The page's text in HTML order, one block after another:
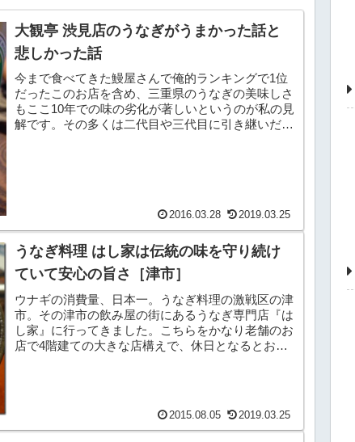
大観亭 渋見店のうなぎがうまかった話と
悲しかった話
今まで食べてきた鰻屋さんで俺的ランキングで1位
だったこのお店を含め、三重県のうなぎの美味しさ
もここ10年での味の劣化が著しいというのが私の見
解です。その多くは二代目や三代目に引き継いだ、
2016.03.28 2019.03.25
うなぎ料理 はし家は伝統の味を守り続け
ていて安心の旨さ［津市］
ウナギの消費量、日本一。うなぎ料理の激戦区の津
市。その津市の飲み屋の街にあるうなぎ専門店『は
し家』に行ってきました。こちらをかなり老舗のお
店で4階建ての大きな店構えで、休日となるとお客
2015.08.05 2019.03.25